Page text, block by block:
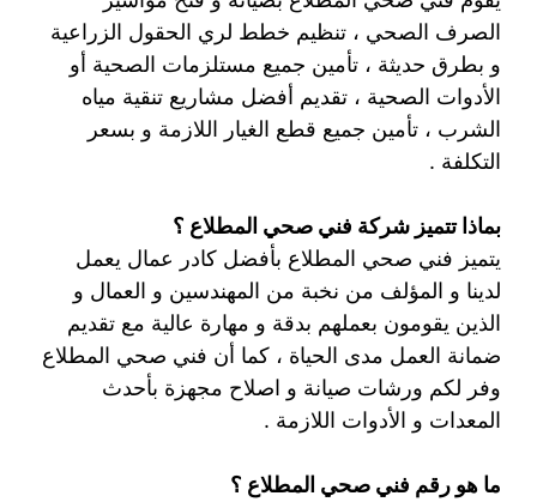
الصرف الصحي ، تنظيم خطط لري الحقول الزراعية
و بطرق حديثة ، تأمين جميع مستلزمات الصحية أو
الأدوات الصحية ، تقديم أفضل مشاريع تنقية مياه
الشرب ، تأمين جميع قطع الغيار اللازمة و بسعر
التكلفة .
بماذا تتميز شركة فني صحي المطلاع ؟
يتميز فني صحي المطلاع بأفضل كادر عمال يعمل
لدينا و المؤلف من نخبة من المهندسين و العمال و
الذين يقومون بعملهم بدقة و مهارة عالية مع تقديم
ضمانة العمل مدى الحياة ، كما أن فني صحي المطلاع
وفر لكم ورشات صيانة و اصلاح مجهزة بأحدث
المعدات و الأدوات اللازمة .
ما هو رقم فني صحي المطلاع ؟